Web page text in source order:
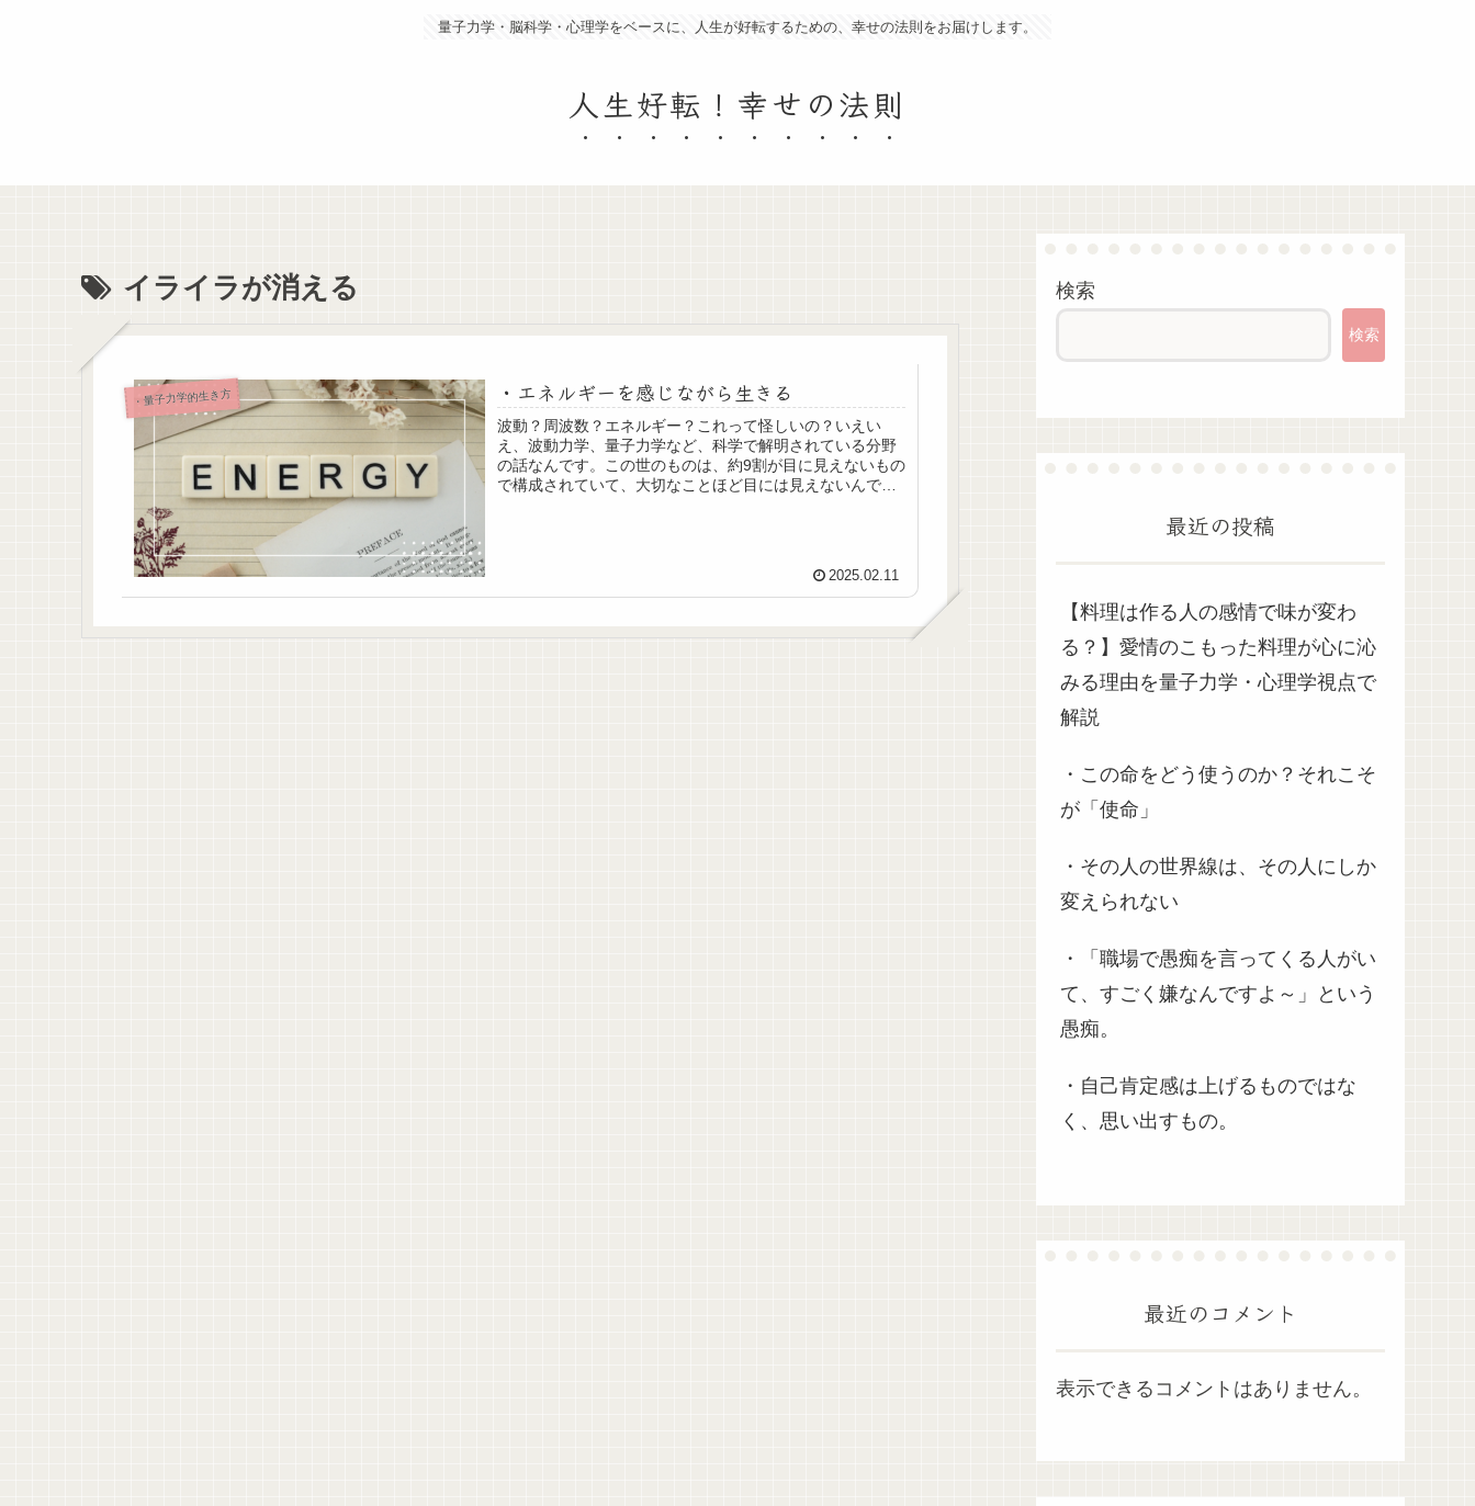
量子力学・脳科学・心理学をベースに、人生が好転するための、幸せの法則をお届けします。
人生好転！幸せの法則
イライラが消える
・量子力学的生き方 ・エネルギーを感じながら生きる
波動？周波数？エネルギー？これって怪しいの？いえい
え、波動力学、量子力学など、科学で解明されている分野
の話なんです。この世のものは、約9割が目に見えないもの
で構成されていて、大切なことほど目には見えないんで
2025.02.11
検索
検索
最近の投稿
【料理は作る人の感情で味が変わ
る？】愛情のこもった料理が心に沁
みる理由を量子力学・心理学視点で
解説
・この命をどう使うのか？それこそ
が「使命」
・その人の世界線は、その人にしか
変えられない
・「職場で愚痴を言ってくる人がい
て、すごく嫌なんですよ～」という
愚痴。
・自己肯定感は上げるものではな
く、思い出すもの。
最近のコメント
表示できるコメントはありません。